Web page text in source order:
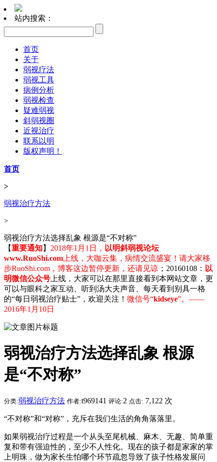
站内搜索：
首页
关于
弱视疗法
弱视工具
病例分析
弱视检查
疑难弱视
斜弱视圈
近视治疗
联系以明
版权声明！
首页
>
弱视治疗方法
>
弱视治疗方法选择乱象 根源是“不对称”
【重要通知】 2018年1月1日， 以明斜弱视论坛
www.RuoShi.com 上线，大咖云集，病情交流盛宴！请大家移
步RuoShi.com，博客这边暂停更新，还请见谅 ；20160108： 以
明微信公众号 上线，大家可以在那里直接看到本网站文章，更
可以与眼科之家互动、听到汤大夫声音、每天看到别具一格
的“每日弱视治疗贴士”，欢迎关注！ 微信号“kidseye”。——
2016年1月10日
弱视治疗方法选择乱象 根源
是“不对称”
分类:弱视治疗方法 作者:t969141 评论:2 点击: 7,122 次
“不对称”和“对称”，充斥在我们生活的角角落落里。
如果弱视治疗过程是一个从头至尾机械、麻木、无趣、简单重
复和带有强迫性的，至少不人性化。现在的孩子都是家家的掌
上明珠，做为家长生怕哪个环节疏忽导致了孩子性格发展问